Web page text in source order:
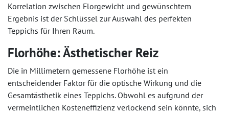
Korrelation zwischen Florgewicht und gewünschtem
Ergebnis ist der Schlüssel zur Auswahl des perfekten
Teppichs für Ihren Raum.
Florhöhe: Ästhetischer Reiz
Die in Millimetern gemessene Florhöhe ist ein
entscheidender Faktor für die optische Wirkung und die
Gesamtästhetik eines Teppichs. Obwohl es aufgrund der
vermeintlichen Kosteneffizienz verlockend sein könnte, sich